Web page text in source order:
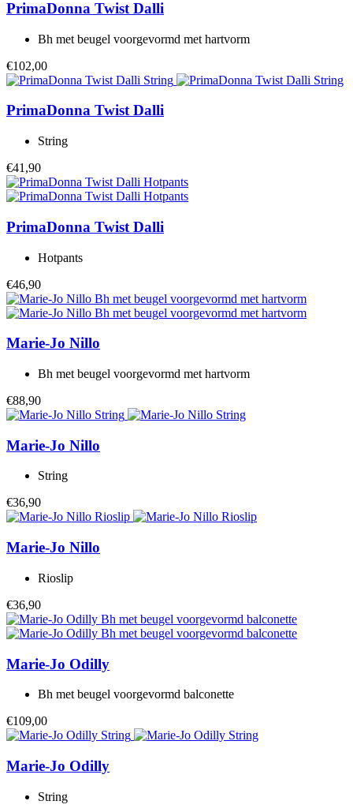
PrimaDonna Twist Dalli
Bh met beugel voorgevormd met hartvorm
€102,00
PrimaDonna TwistDalli
String
€41,90
PrimaDonna Twist Dalli
Hotpants
€46,90
Marie-Jo Nillo
Bh met beugel voorgevormd met hartvorm
€88,90
Marie-Jo Nillo
String
€36,90
Marie-Jo Nillo
Rioslip
€36,90
Marie-Jo Odilly
Bh met beugel voorgevormd balconette
€109,00
Marie-Jo Odilly
String